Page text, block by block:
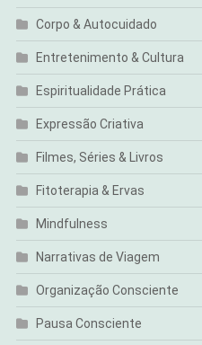
Corpo & Autocuidado
Entretenimento & Cultura
Espiritualidade Prática
Expressão Criativa
Filmes, Séries & Livros
Fitoterapia & Ervas
Mindfulness
Narrativas de Viagem
Organização Consciente
Pausa Consciente